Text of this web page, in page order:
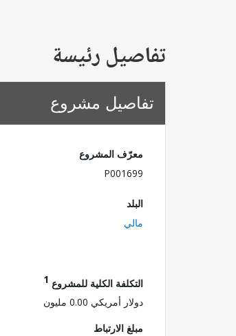
تفاصيل رئيسة
تفاصيل مشروع
معرّف المشروع
P001699
البلد
مالي
التكلفة الكلية للمشروع 1
دولار أمريكي 0.00 مليون
مبلغ الارتباط